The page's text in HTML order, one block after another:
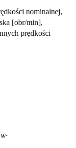
nominalnej,
[obr/min],
prędkości
W.